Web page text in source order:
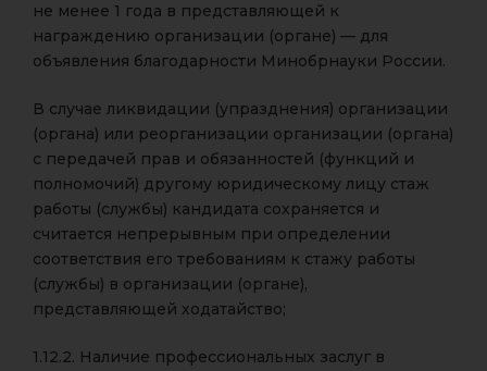
не менее 1 года в представляющей к
награждению организации (органе) — для
объявления благодарности Минобрнауки России.
В случае ликвидации (упразднения) организации
(органа) или реорганизации организации (органа)
с передачей прав и обязанностей (функций и
полномочий) другому юридическому лицу стаж
работы (службы) кандидата сохраняется и
считается непрерывным при определении
соответствия его требованиям к стажу работы
(службы) в организации (органе),
представляющей ходатайство;
1.12.2. Наличие профессиональных заслуг в